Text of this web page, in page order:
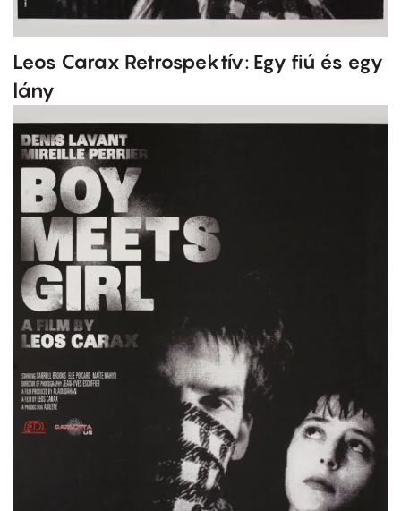
Leos Carax Retrospektív: Egy fiú és egy
lány